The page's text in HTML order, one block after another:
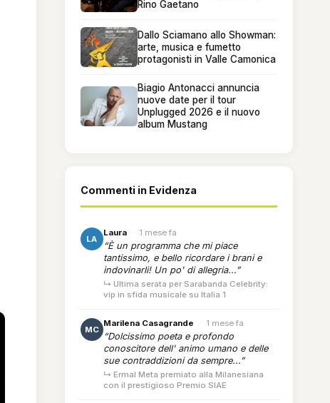
Rino Gaetano
Dallo Sciamano allo Showman:
arte, musica e fumetto
protagonisti in Valle Camonica
Biagio Antonacci annuncia
nuove date per il tour
Unplugged 2026 e il nuovo
album Mustang
Commenti in Evidenza
LA
Laura · 1 mese fa
“È un programma che mi piace
tantissimo, e bello ricordare i brani e
indovinarli! Un po' di allegria...”
↳ Ultima serata per Sarabanda Celebrity:
vip in sfida musicale su Italia 1
MC
Marilena Casagrande · 1 mese fa
“Dolcissimo poeta e profondo
conoscitore dell' animo umano e delle
sue contraddizioni da sempre...”
↳ Ermal Meta premiato alla Milanesiana
con il prestigioso Premio SIAE